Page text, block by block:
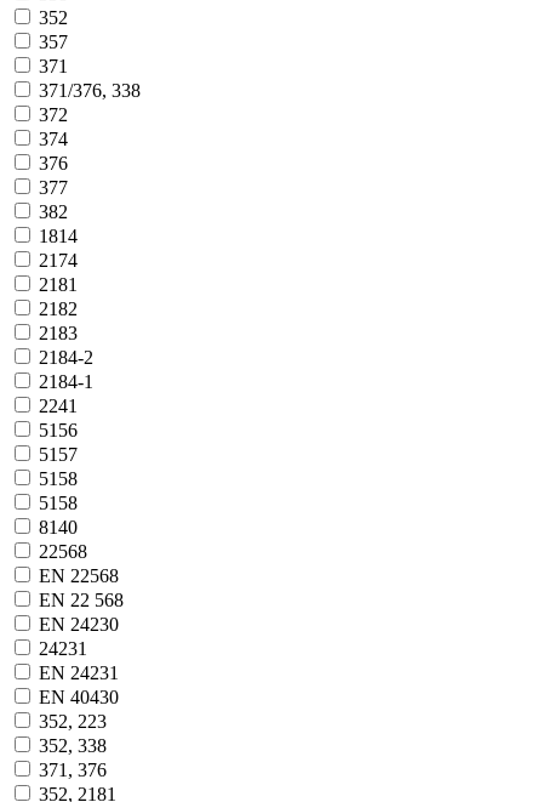
352
357
371
371/376, 338
372
374
376
377
382
1814
2174
2181
2182
2183
2184-2
2184-1
2241
5156
5157
5158
5158
8140
22568
EN 22568
EN 22 568
EN 24230
24231
EN 24231
EN 40430
352, 223
352, 338
371, 376
352, 2181